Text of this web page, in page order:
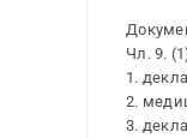
Чл. 9.
1.
2.
3.